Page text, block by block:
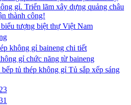
gỉ. Triển lãm xây dựng quảng châu
thành công!
tượng biệt thự Việt Nam
không gỉ baineng chi tiết
gỉ chức năng từ baineng
tủ thép không gỉ Tủ sắp xếp sáng